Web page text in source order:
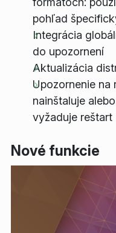
pohľad
Integrácia
do upozornení
Aktualizácia
Upozornenie
nainštaluje
vyžaduje reštart
Nové funkcie